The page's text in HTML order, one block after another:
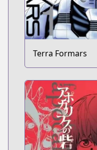
Terra Formars